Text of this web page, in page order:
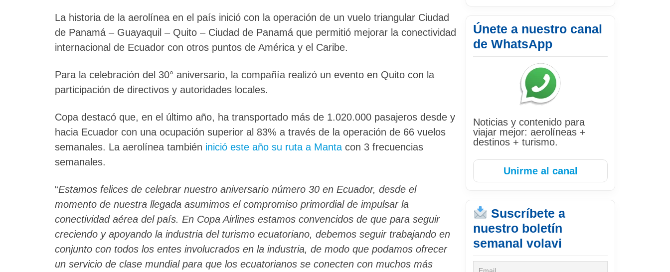
La historia de la aerolínea en el país inició con la operación de un vuelo triangular Ciudad
de Panamá – Guayaquil – Quito – Ciudad de Panamá que permitió mejorar la conectividad
internacional de Ecuador con otros puntos de América y el Caribe.
Para la celebración del 30° aniversario, la compañía realizó un evento en Quito con la
participación de directivos y autoridades locales.
Copa destacó que, en el último año, ha transportado más de 1.020.000 pasajeros desde y
hacia Ecuador con una ocupación superior al 83% a través de la operación de 66 vuelos
semanales. La aerolínea también inició este año su ruta a Manta con 3 frecuencias
semanales.
“Estamos felices de celebrar nuestro aniversario número 30 en Ecuador, desde el
momento de nuestra llegada asumimos el compromiso primordial de impulsar la
conectividad aérea del país. En Copa Airlines estamos convencidos de que para seguir
creciendo y apoyando la industria del turismo ecuatoriano, debemos seguir trabajando en
conjunto con todos los entes involucrados en la industria, de modo que podamos ofrecer
un servicio de clase mundial para que los ecuatorianos se conecten con muchos más
Únete a nuestro canal
de WhatsApp
Noticias y contenido para
viajar mejor: aerolíneas +
destinos + turismo.
Unirme al canal
Suscríbete a
nuestro boletín
semanal volavi